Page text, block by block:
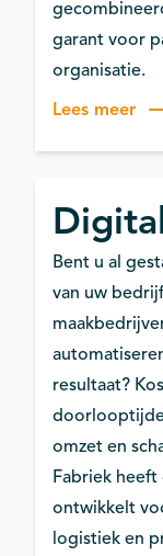
garant voor
organisatie.
Lees meer
Bent u al
van uw
resultaat?
omzet en
Fabriek
ontwikkelt
logistiek en